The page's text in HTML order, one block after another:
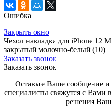
Ошибка
Закрыть окно
Чехол-накладка для iPhone
закрытый молочно-белый (10)
Заказать звонок
Заказать звонок
Оставьте Ваше сообщение
специалисты свяжутся с Вами
решения